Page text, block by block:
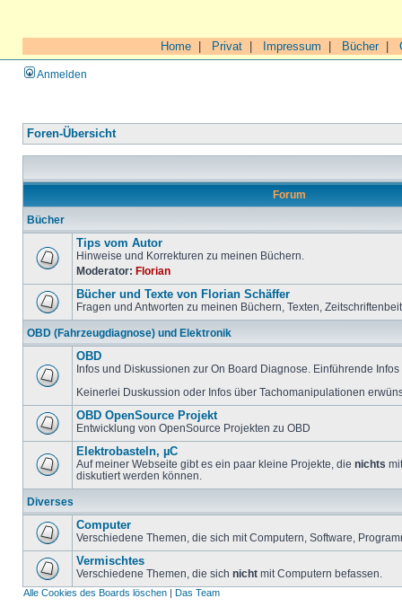
Home Privat Impressum Bücher|
Anmelden
Foren-Übersicht
Forum
Bücher
Tips vom Autor
Hinweise und Korrekturen zu meinen Büchern.
Moderator: Florian
Bücher und Texte von Florian Schäffer
Fragen und Antworten zu meinen Büchern, Texten,
OBD (Fahrzeugdiagnose) und Elektronik
OBD
Infos und Diskussionen zur On Board Diagnose. Einführende
Keinerlei Duskussion oder Infos über Tachomanipulationen
OBD OpenSource Projekt
Entwicklung von OpenSource Projekten zu OBD
Elektrobasteln, µC
Auf meiner Webseite gibt es ein paar kleine Projekte, die nichts
diskutiert werden können.
Diverses
Computer
Verschiedene Themen, die sich mit Computern, Software,
Vermischtes
Verschiedene Themen, die sich nicht mit Computern befassen.
Alle Cookies des Boards löschen | Das Team